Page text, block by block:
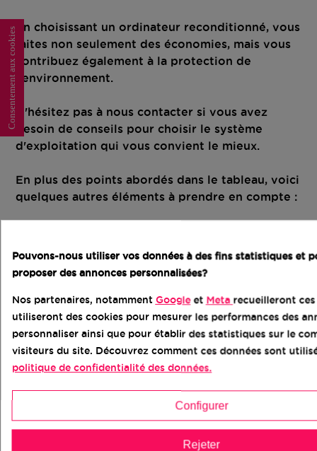
En choisissant un ordinateur reconditionné, vous
faites non seulement des économies, mais vous
contribuez également à la protection de
l'environnement.
N'hésitez pas à nous contacter si vous avez
besoin de conseils pour choisir le système
d'exploitation qui vous convient le mieux.
En plus des points abordés dans le tableau, voici
quelques autres éléments à prendre en compte :
Si vous êtes un utilisateur débutant, ChromeOS
que Windows 11 ou MacOS.
Le type d'applications que vous utilisez
:
Si vous avez besoin d'utiliser des logiciels
spécifiques, assurez-vous qu'ils sont
compatibles avec le système d'exploitation que
Pouvons-nous utiliser vos données à des fins statistiques et
proposer des annonces personnalisées?
Nos partenaires, notamment Googleet Meta recueilleront
utiliseront des cookies pour mesurer les performances des
personnaliser ainsi que pour établir des statistiques sur le
visiteurs du site. Découvrez comment ces données sont
politique de confidentialité des données.
Configurer
Rejeter
Consentement aux cookies